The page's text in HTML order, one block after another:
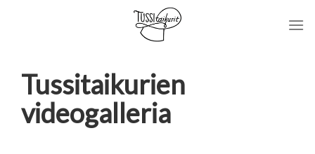
Tussitaikurien
videogalleria